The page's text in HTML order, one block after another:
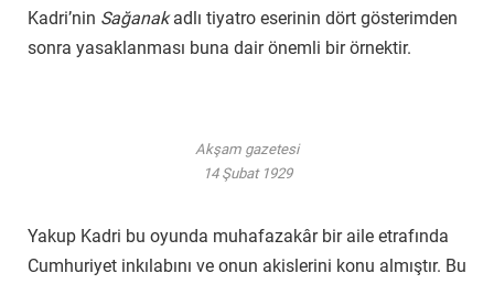
Kadri’nin Sağanakadlı tiyatro eserinin dört gösterimden
sonra yasaklanması buna dair önemli bir örnektir.
Akşam gazetesi
14 Şubat 1929
Yakup Kadri bu oyunda muhafazakâr bir aile etrafında
Cumhuriyet inkılabını ve onun akislerini konu almıştır. Bu